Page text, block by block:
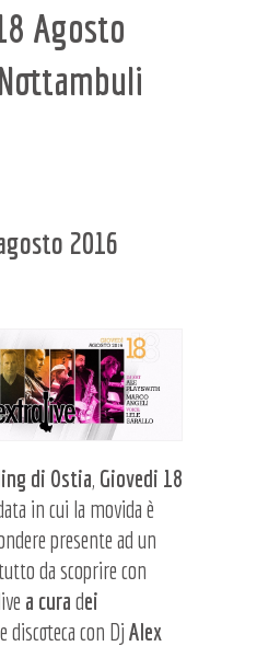
Agosto
2016
di Ostia Giovedi 18
in cui la movida è
presente ad un
da scoprire con
a cura dei
e discoteca con Dj Alex